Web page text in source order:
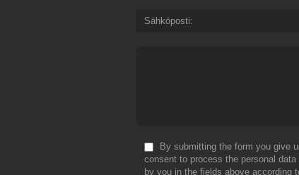
Sähköposti
By submitting the form you give
consent to process the personal data
by you in the fields above according